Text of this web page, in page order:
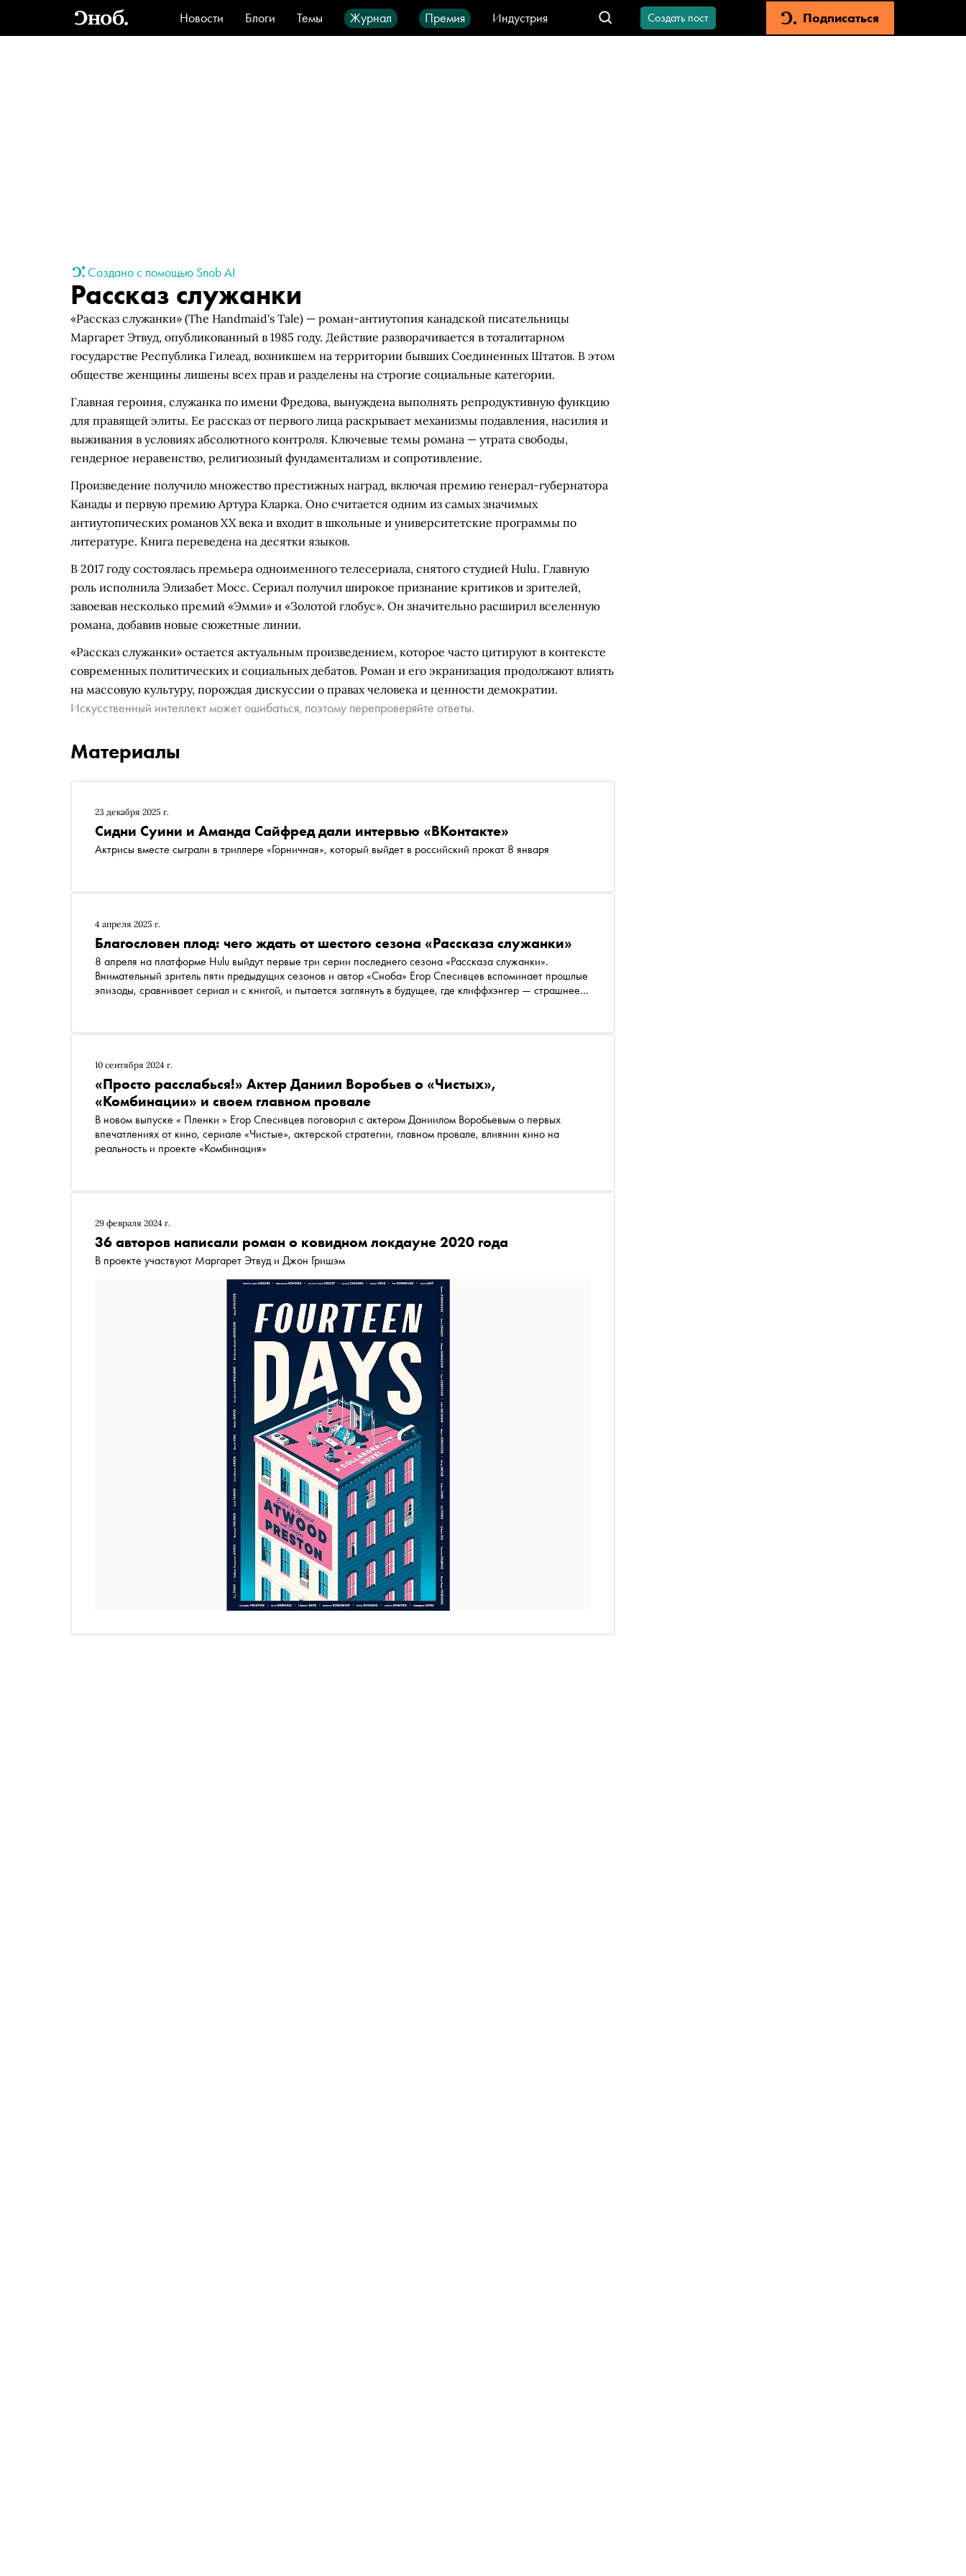
Новости Блоги Темы Журнал Премия
Индустрия
Стиль
Видео Город IT-продукты
Создать пост Подписаться
Создано с помощью Snob AI
Рассказ служанки
«Рассказ служанки» (The Handmaid's Tale) — роман-антиутопия канадской писательницы
Маргарет Этвуд, опубликованный в 1985 году. Действие разворачивается в тоталитарном
государстве Республика Гилеад, возникшем на территории бывших Соединенных Штатов. В этом
обществе женщины лишены всех прав и разделены на строгие социальные категории.
Главная героиня, служанка по имени Фредова, вынуждена выполнять репродуктивную функцию
для правящей элиты. Ее рассказ от первого лица раскрывает механизмы подавления, насилия и
выживания в условиях абсолютного контроля. Ключевые темы романа — утрата свободы,
гендерное неравенство, религиозный фундаментализм и сопротивление.
Произведение получило множество престижных наград, включая премию генерал-губернатора
Канады и первую премию Артура Кларка. Оно считается одним из самых значимых
антиутопических романов XX века и входит в школьные и университетские программы по
литературе. Книга переведена на десятки языков.
В 2017 году состоялась премьера одноименного телесериала, снятого студией Hulu. Главную
роль исполнила Элизабет Мосс. Сериал получил широкое признание критиков и зрителей,
завоевав несколько премий «Эмми» и «Золотой глобус». Он значительно расширил вселенную
романа, добавив новые сюжетные линии.
«Рассказ служанки» остается актуальным произведением, которое часто цитируют в контексте
современных политических и социальных дебатов. Роман и его экранизация продолжают влиять
на массовую культуру, порождая дискуссии о правах человека и ценности демократии.
Искусственный интеллект может ошибаться, поэтому перепроверяйте ответы.
Материалы
23 декабря 2025 г.
Сидни Суини и Аманда Сайфред дали интервью «ВКонтакте»
Актрисы вместе сыграли в триллере «Горничная», который выйдет в российский прокат 8 января
4 апреля 2025 г.
Благословен плод: чего ждать от шестого сезона «Рассказа служанки»
8 апреля на платформе Hulu выйдут первые три серии последнего сезона «Рассказа служанки».
Внимательный зритель пяти предыдущих сезонов и автор «Сноба» Егор Спесивцев вспоминает прошлые
эпизоды, сравнивает сериал и с книгой, и пытается заглянуть в будущее, где клиффхэнгер — страшнее
10 сентября 2024 г.
«Просто расслабься!» Актер Даниил Воробьев о «Чистых»,
«Комбинации» и своем главном провале
В новом выпуске « Пленки » Егор Спесивцев поговорил с актером Даниилом Воробьевым о первых
впечатлениях от кино, сериале «Чистые», актерской стратегии, главном провале, влиянии кино на
реальность и проекте «Комбинация»
29 февраля 2024 г.
36 авторов написали роман о ковидном локдауне 2020 года
В проекте участвуют Маргарет Этвуд и Джон Гришэм